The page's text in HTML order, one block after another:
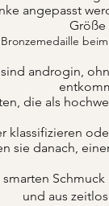
angepasst
Größe
androgin,
die als
klassifizieren
sie danach,
und aus